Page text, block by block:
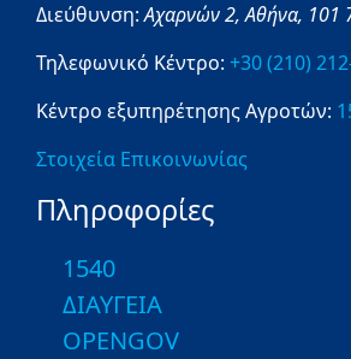
Διεύθυνση:Αχαρνών 2,Αθήνα, 101
Τηλεφωνικό Κέντρο: +30 (210)
Κέντρο εξυπηρέτησης Αγροτών:
Στοιχεία Επικοινωνίας
Πληροφορίες
1540
ΔΙΑΥΓΕΙΑ
OPENGOV